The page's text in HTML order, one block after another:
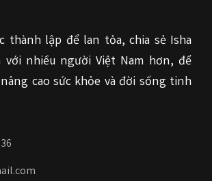
thành lập để lan tỏa, chia sẻ Isha
với nhiều người Việt Nam hơn, để
cao sức khỏe và đời sống tinh